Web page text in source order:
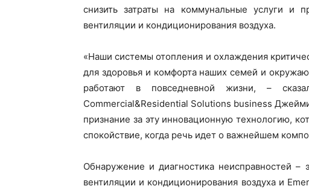
снизить затраты на коммунальные услуги и
вентиляции и кондиционирования воздуха.
«Наши системы отопления и охлаждения
для здоровья и комфорта наших семей и
работают в повседневной жизни, –
Commercial&Residential Solutions business
признание за эту инновационную технологию,
спокойствие, когда речь идет о важнейшем
Обнаружение и диагностика неисправностей
вентиляции и кондиционирования воздуха и